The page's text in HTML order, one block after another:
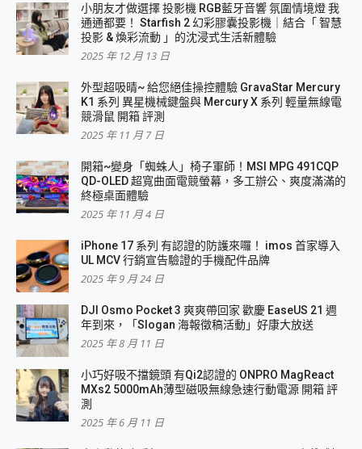
小朋友才做選擇 投影機 RGB藍牙音響 氛圍情境燈 我
通通都要！ Starfish 2 幻彩膠囊投影機｜結合「 智慧
投影 & 煥彩流動 」的沈浸式生活新體驗
2025 年 12 月 13 日
外型超吸晴~ 給您絕佳操控體驗 GravaStar Mercury
K1 系列 異星機械鍵盤與 Mercury X 系列 輕量無線電
競滑鼠 開箱 評測
2025 年 11 月 7 日
開箱~變身「蜘蛛人」椅子軍師！MSI MPG 491CQP
QD-OLED 超寬曲面電競螢幕，多工辦公、爽度滿滿的
終極桌面體驗
2025 年 11 月 4 日
iPhone 17 系列 有認證的防護來囉！ imos 首家導入
UL MCV 行銷宣告驗證的手機配件品牌
2025 年 9 月 24 日
DJI Osmo Pocket 3 爽爽帶回家 歡慶 EaseUS 21 週
年到來，「Slogan 海報徵稿活動」好康大放送
2025 年 8 月 11 日
小巧好吸不擋鏡頭 有Qi2認證的 ONPRO MagReact
MXs2 5000mAh薄型磁吸無線急速行動電源 開箱 評
測
2025 年 6 月 11 日